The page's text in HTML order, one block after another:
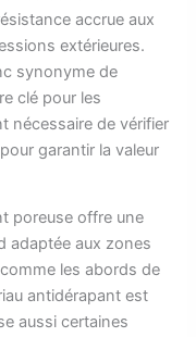
accrue aux
extérieures.
synonyme de
clé pour les
nécessaire de vérifier
garantir la valeur
poreuse offre une
adaptée aux zones
les abords de
antidérapant est
aussi certaines